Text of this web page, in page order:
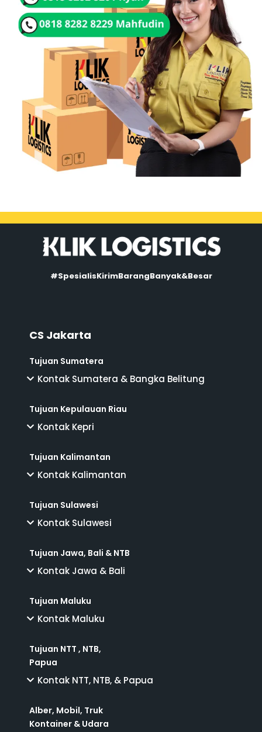
#SpesialisKirimBarangBanyak&Besar
CS Jakarta
Tujuan Sumatera
Kontak Sumatera & Bangka Belitung
Tujuan Kepulauan Riau
Kontak Kepri
Tujuan Kalimantan
Kontak Kalimantan
Tujuan Sulawesi
Kontak Sulawesi
Tujuan Jawa, Bali & NTB
Kontak Jawa & Bali
Tujuan Maluku
Kontak Maluku
Tujuan NTT , NTB,
Papua
Kontak NTT, NTB, & Papua
Alber, Mobil, Truk
Kontainer & Udara